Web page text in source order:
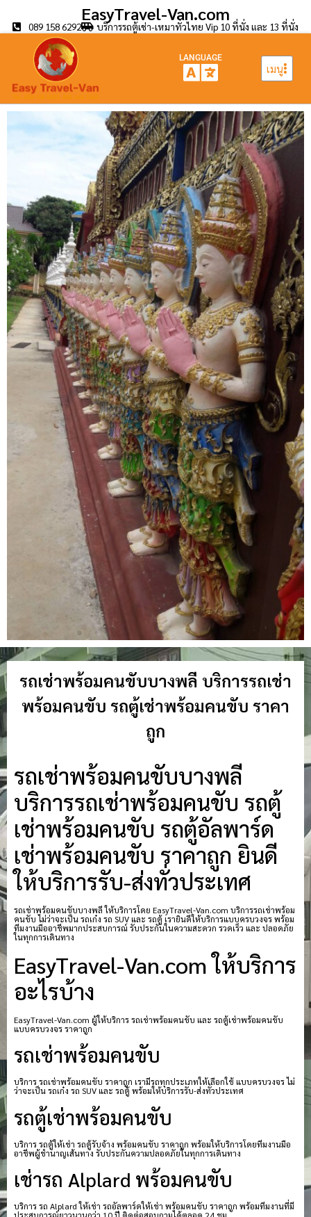
EasyTravel-Van.com
089 158 6292 บริการรถตู้เช่า-เหมาทั่วไทย Vip 10 ที่นั่ง และ 13 ที่นั่ง
เมนู
LANGUAGE
รถเช่าพร้อมคนขับบางพลี บริการรถเช่า
พร้อมคนขับ รถตู้เช่าพร้อมคนขับ ราคา
ถูก
รถเช่าพร้อมคนขับบางพลี
บริการรถเช่าพร้อมคนขับ รถตู้
เช่าพร้อมคนขับ รถตู้อัลพาร์ด
เช่าพร้อมคนขับ ราคาถูก ยินดี
ให้บริการรับ-ส่งทั่วประเทศ
รถเช่าพร้อมคนขับบางพลี ให้บริการโดย EasyTravel-Van.com บริการรถเช่าพร้อม
คนขับ ไม่ว่าจะเป็น รถเก๋ง รถ SUV และ รถตู้ เรายินดีให้บริการแบบครบวงจร พร้อม
ทีมงานมืออาชีพมากประสบการณ์ รับประกันในความสะดวก รวดเร็ว และ ปลอดภัย
ในทุกการเดินทาง
EasyTravel-Van.com ให้บริการ
อะไรบ้าง
EasyTravel-Van.com ผู้ให้บริการ รถเช่าพร้อมคนขับ และ รถตู้เช่าพร้อมคนขับ
แบบครบวงจร ราคาถูก
รถเช่าพร้อมคนขับ
บริการ รถเช่าพร้อมคนขับ ราคาถูก เรามีรถทุกประเภทให้เลือกใช้ แบบครบวงจร ไม่
ว่าจะเป็น รถเก๋ง รถ SUV และ รถตู้ พร้อมให้บริการรับ-ส่งทั่วประเทศ
รถตู้เช่าพร้อมคนขับ
บริการ รถตู้ให้เช่า รถตู้รับจ้าง พร้อมคนขับ ราคาถูก พร้อมให้บริการโดยทีมงานมือ
อาชีพผู้ชำนาญเส้นทาง รับประกันความปลอดภัยในทุกการเดินทาง
เช่ารถ Alplard พร้อมคนขับ
บริการ รถ Alplard ให้เช่า รถอัลพาร์ดให้เช่า พร้อมคนขับ ราคาถูก พร้อมทีมงานที่มี